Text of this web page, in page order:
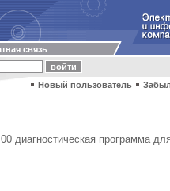
связь
Новый пользователь
диагностическая программа